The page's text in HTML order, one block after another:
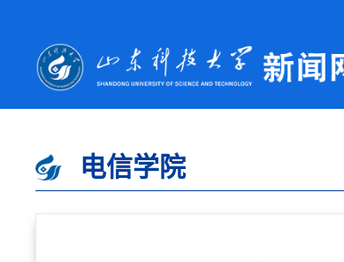
电信学院